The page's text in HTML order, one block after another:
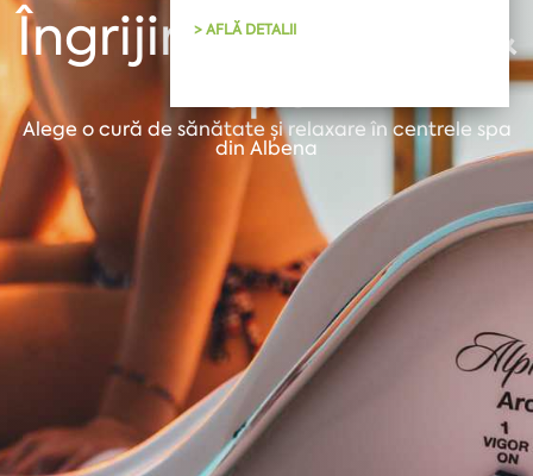
Îngrijire medicală &
Spa
Alege o cură de sănătate și relaxare în centrele spa
din Albena
> AFLĂ DETALII